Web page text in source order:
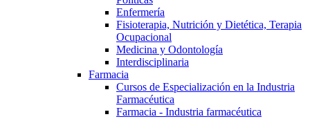
Enfermería
Fisioterapia, Nutrición y Dietética, Terapia
Ocupacional
Medicina y Odontología
Interdisciplinaria
Farmacia
Cursos de Especialización en la Industria
Farmacéutica
Farmacia - Industria farmacéutica